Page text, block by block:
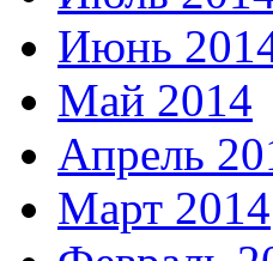
Июнь
Май 2014
Апрель
Март 2014